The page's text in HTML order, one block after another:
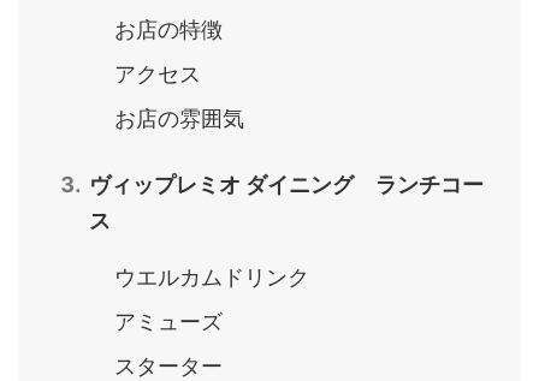
お店の特徴
アクセス
お店の雰囲気
ヴィップレミオ ダイニング ランチコー
ス
ウエルカムドリンク
アミューズ
スターター